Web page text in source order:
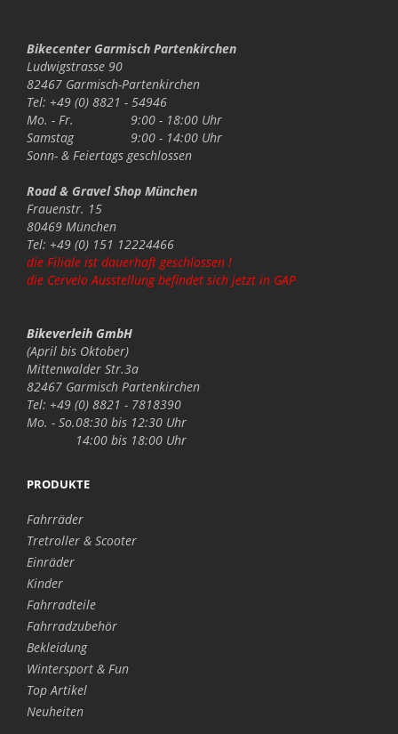
Bikecenter Garmisch Partenkirchen
Ludwigstrasse 90
82467 Garmisch-Partenkirchen
Tel: +49 (0) 8821 - 54946
Mo. - Fr.
9:00 - 18:00 Uhr
Samstag
9:00 - 14:00 Uhr
Sonn- & Feiertags geschlossen
Road & Gravel Shop München
Frauenstr. 15
80469 München
Tel: +49 (0) 151 12224466
die Filiale ist dauerhaft geschlossen !
die Cervelo Ausstellung befindet sich jetzt in GAP
Bikeverleih GmbH
(April bis Oktober)
Mittenwalder Str.3a
82467 Garmisch Partenkirchen
Tel: +49 (0) 8821 - 7818390
Mo. - So.08:30 bis 12:30 Uhr
14:00 bis 18:00 Uhr
PRODUKTE
Fahrräder
Tretroller & Scooter
Einräder
Kinder
Fahrradteile
Fahrradzubehör
Bekleidung
Wintersport & Fun
Top Artikel
Neuheiten